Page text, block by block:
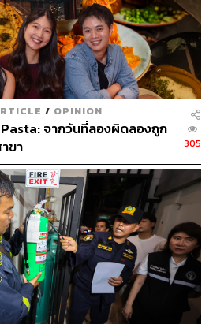
/ OPINION
จากวันที่ลองผิดลองถูก
ขา
305